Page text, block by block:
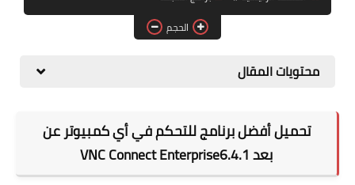
برامج التصميمالحجم
محتويات المقال
تحميل أفضل برنامج للتحكم في أي كمبيوتر عن
بعد VNC Connect Enterprise6.4.1